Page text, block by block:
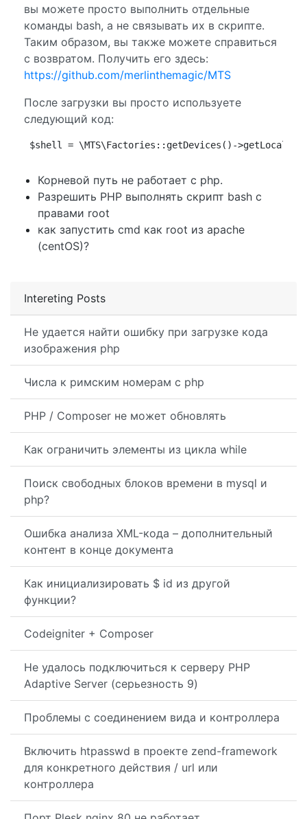
Intereting Posts
Не удается найти ошибку при загрузке кода
изображения php
Числа к римским номерам с php
PHP / Composer не может обновлять
Как ограничить элементы из цикла while
Поиск свободных блоков времени в mysql и
php?
Ошибка анализа XML-кода – дополнительный
контент в конце документа
Как инициализировать $ id из другой
функции?
Codeigniter + Composer
Не удалось подключиться к серверу PHP
Adaptive Server (серьезность 9)
Проблемы с соединением вида и контроллера
Включить htpasswd в проекте zend-framework
для конкретного действия / url или
контроллера
вы можете просто выполнить отдельные
команды bash, а не связывать их в скрипте.
Таким образом, вы также можете справиться
с возвратом. Получить его здесь:
https://github.com/merlinthemagic/MTS
После загрузки вы просто используете
следующий код:
$shell = \MTS\Factories::getDevices()-
Корневой путь не работает с php.
Разрешить PHP выполнять скрипт bash с
правами root
как запустить cmd как root из apache
(centOS)?